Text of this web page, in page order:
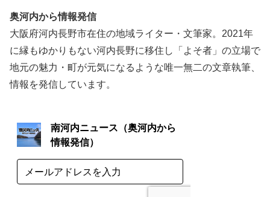
奥河内から情報発信
大阪府河内長野市在住の地域ライター・文筆家。2021年
に縁もゆかりもない河内長野に移住し「よそ者」の立場で
地元の魅力・町が元気になるような唯一無二の文章執筆、
情報を発信しています。